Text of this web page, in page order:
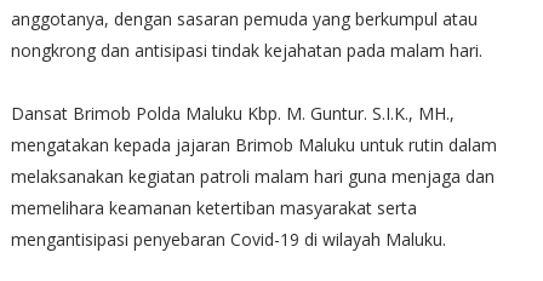
anggotanya, dengan sasaran pemuda yang berkumpul atau
nongkrong dan antisipasi tindak kejahatan pada malam hari.
Dansat Brimob Polda Maluku Kbp. M. Guntur. S.I.K., MH.,
mengatakan kepada jajaran Brimob Maluku untuk rutin dalam
melaksanakan kegiatan patroli malam hari guna menjaga dan
memelihara keamanan ketertiban masyarakat serta
mengantisipasi penyebaran Covid-19 di wilayah Maluku.